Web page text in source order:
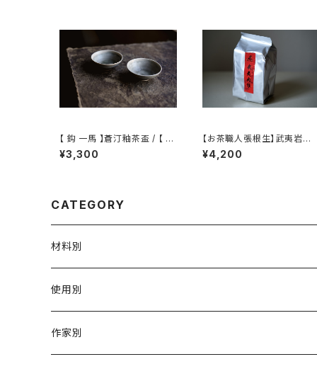
【 鈎 一馬 】蒼汀釉茶盃 / 【 ka
zuma magari 】Teacup
¥3,300
【お茶職人張根生】武夷岩茶
シリーズ: 武夷肉桂茶 (足火炭
焙)
¥4,200
CATEGORY
材料別
陶磁器
ガラス
使用別
茶壺 急须 土瓶
作家別